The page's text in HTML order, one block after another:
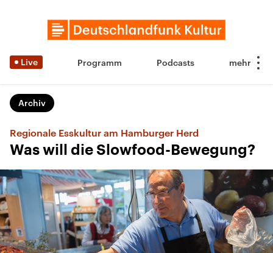
Live Programm Podcasts
Archiv
Regionale Esskultur am Hamburger Herd
Was will die Slowfood-Bewegung?